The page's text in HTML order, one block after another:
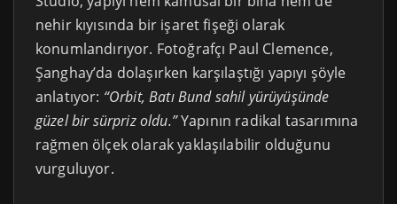
nehir kıyısında bir işaret fişeği olarak
konumlandırıyor. Fotoğrafçı Paul Clemence,
Şanghay’da dolaşırken karşılaştığı yapıyı şöyle
anlatıyor: “Orbit, Batı Bund sahil yürüyüşünde
güzel bir sürpriz oldu.”Yapının radikal tasarımına
rağmen ölçek olarak yaklaşılabilir olduğunu
vurguluyor.